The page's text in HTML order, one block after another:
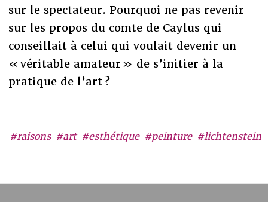
#raisons #art #esthétique #peinture #lichtenstein
sur le spectateur. Pourquoi ne pas revenir
sur les propos du comte de Caylus qui
conseillait à celui qui voulait devenir un
« véritable amateur » de s’initier à la
pratique de l’art ?